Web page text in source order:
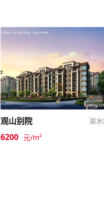
观山别院 渝
6200 元/m²